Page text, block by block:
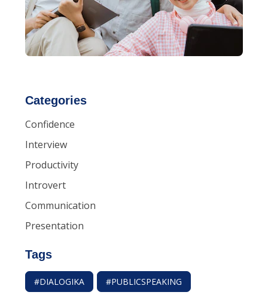
Categories
Confidence
Interview
Productivity
Introvert
Communication
Presentation
Tags
#DIALOGIKA #PUBLICSPEAKING